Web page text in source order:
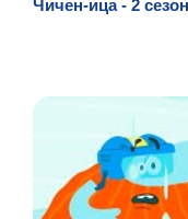
Чичен-ица - 2